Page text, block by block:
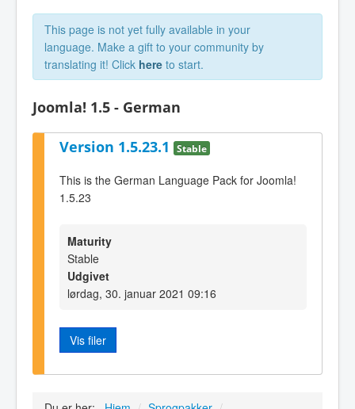
This page is not yet fully available in your
language. Make a gift to your community by
translating it! Click here to start.
Joomla! 1.5 - German
Version 1.5.23.1 Stable
This is the German Language Pack for Joomla!
1.5.23
Maturity
Stable
Udgivet
lørdag, 30. januar 2021 09:16
Vis filer